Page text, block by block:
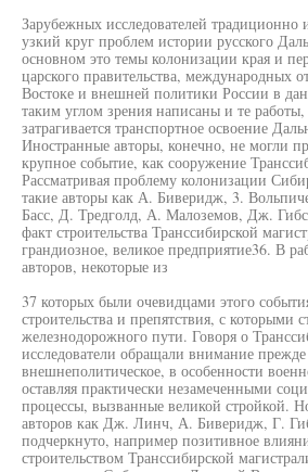
Зарубежных исследователей традиционно
узкий круг проблем истории русского
основном это темы колонизации края и
царского правительства, международных
Востоке и внешней политики России в
таким углом зрения написаны и те
затрагивается транспортное освоение
Иностранные авторы, конечно, не могли
крупное событие, как сооружение
Рассматривая проблему колонизации
такие авторы как А. Биверидж, 3.
Басс, Д. Тредголд, А. Малоземов, Дж.
факт строительства Транссибирской
грандиозное, великое предприятие36. В
авторов, некоторые из
37 которых были очевидцами этого
строительства и препятствия, с которыми
железнодорожного пути. Говоря о
исследователи обращали внимание прежде
внешнеполитическое, в особенности
оставляя практически незамеченными
процессы, вызванные великой стройкой.
авторов как Дж. Линч, А. Биверидж, Г.
подчеркнуто, например позитивное
строительством Транссибирской